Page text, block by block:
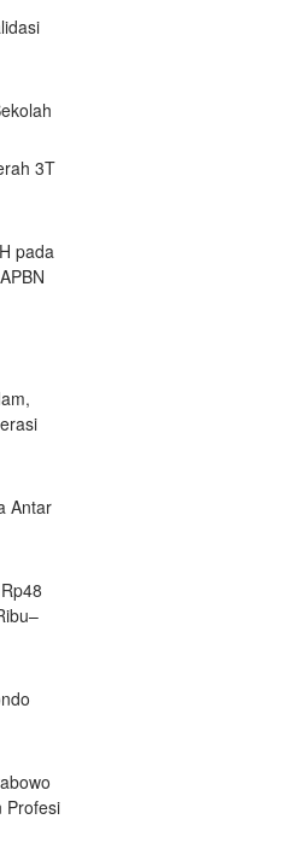
3T
pada
Antar
Profesi